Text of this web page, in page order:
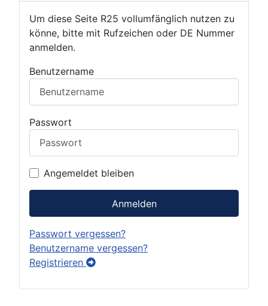
Um diese Seite R25 vollumfänglich nutzen zu
könne, bitte mit Rufzeichen oder DE Nummer
anmelden.
Benutzername
Passwort
Angemeldet bleiben
Anmelden
Passwort vergessen?
Benutzername vergessen?
Registrieren